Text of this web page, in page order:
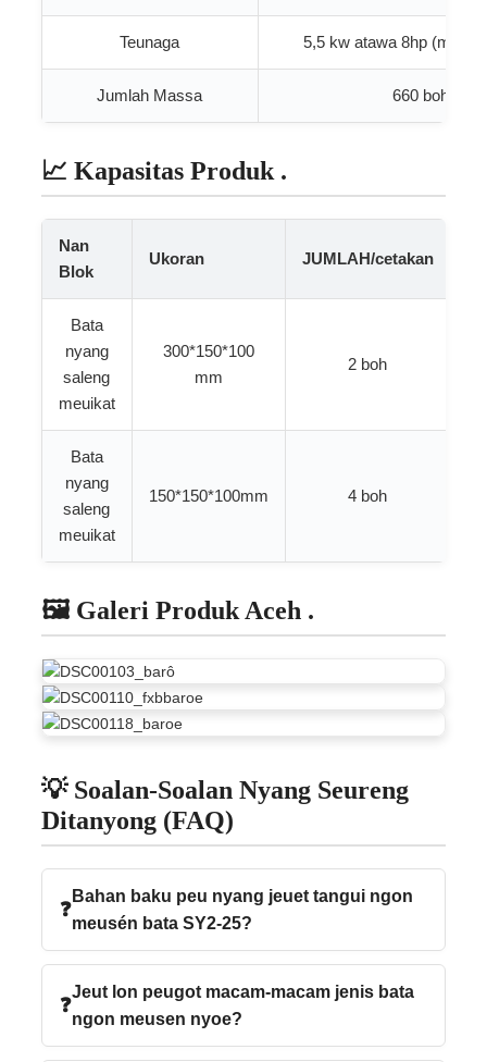
Teunaga 5,5 kw atawa 8hp
Jumlah Massa 660 boh
📈 Kapasitas Produk .
Nan
Blok
Ukoran JUMLAH/cetakan
Bata
nyang
saleng
meuikat
300*150*100
mm
2 boh
Bata
nyang
saleng
meuikat
150*150*100mm 4 boh
🖼️ Galeri Produk Aceh .
💡 Soalan-Soalan Nyang Seureng
Ditanyong (FAQ)
Bahan baku peu nyang jeuet tangui ngon
meusén bata SY2-25?
Jeut lon peugot macam-macam jenis bata
ngon meusen nyoe?